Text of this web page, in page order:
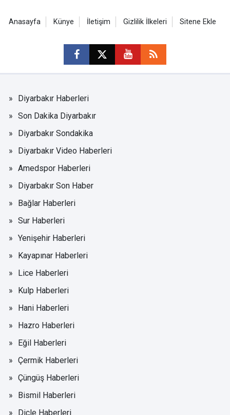
Anasayfa Künye İletişim Gizlilik İlkeleri Sitene Ekle
Diyarbakır Haberleri
Son Dakika Diyarbakır
Diyarbakır Sondakika
Diyarbakır Video Haberleri
Amedspor Haberleri
Diyarbakır Son Haber
Bağlar Haberleri
Sur Haberleri
Yenişehir Haberleri
Kayapınar Haberleri
Lice Haberleri
Kulp Haberleri
Hani Haberleri
Hazro Haberleri
Eğil Haberleri
Çermik Haberleri
Çüngüş Haberleri
Bismil Haberleri
Dicle Haberleri